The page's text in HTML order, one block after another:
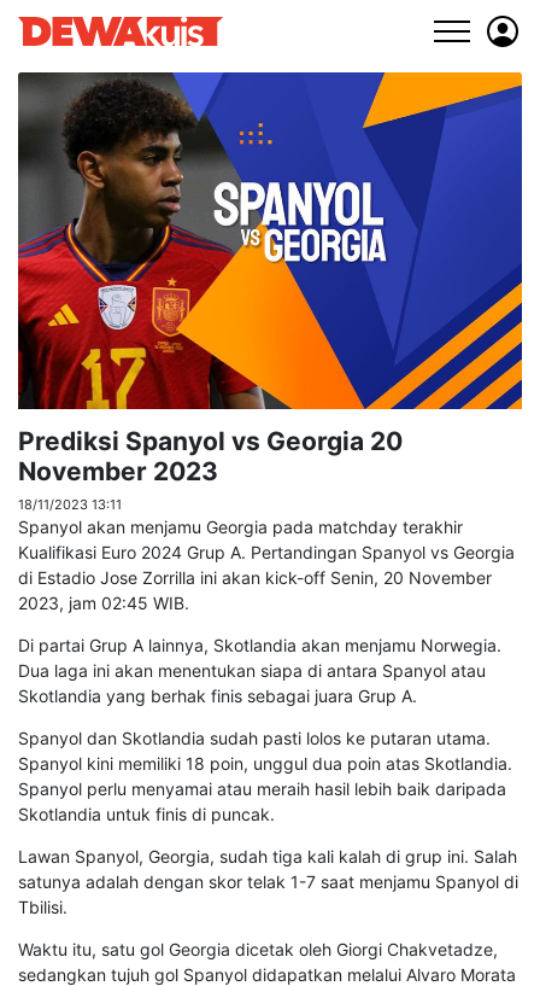
Prediksi Spanyol vs Georgia 20
November 2023
18/11/2023 13:11
Spanyol akan menjamu Georgia pada matchday terakhir
Kualifikasi Euro 2024 Grup A. Pertandingan Spanyol vs Georgia
di Estadio Jose Zorrilla ini akan kick-off Senin, 20 November
2023, jam 02:45 WIB.
Di partai Grup A lainnya, Skotlandia akan menjamu Norwegia.
Dua laga ini akan menentukan siapa di antara Spanyol atau
Skotlandia yang berhak finis sebagai juara Grup A.
Spanyol dan Skotlandia sudah pasti lolos ke putaran utama.
Spanyol kini memiliki 18 poin, unggul dua poin atas Skotlandia.
Spanyol perlu menyamai atau meraih hasil lebih baik daripada
Skotlandia untuk finis di puncak.
Lawan Spanyol, Georgia, sudah tiga kali kalah di grup ini. Salah
satunya adalah dengan skor telak 1-7 saat menjamu Spanyol di
Tbilisi.
Waktu itu, satu gol Georgia dicetak oleh Giorgi Chakvetadze,
sedangkan tujuh gol Spanyol didapatkan melalui Alvaro Morata